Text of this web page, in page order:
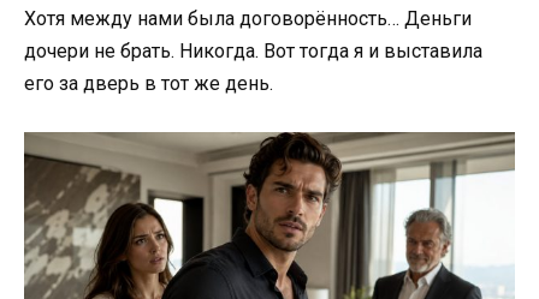
Хотя между нами была договорённость… Деньги
дочери не брать. Никогда. Вот тогда я и выставила
его за дверь в тот же день.